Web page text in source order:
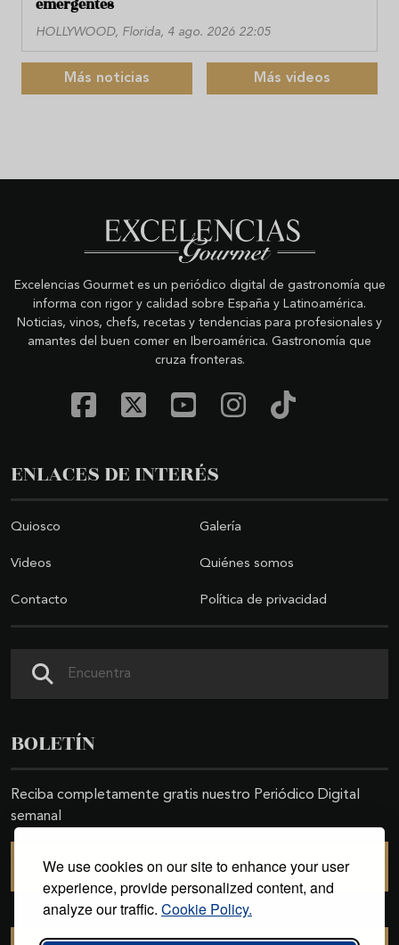
We use cookies on our site to enhance your user
experience, provide personalized content, and
analyze our traffic. Cookie Policy.
emergentes
HOLLYWOOD, Florida, 4 ago. 2026 22:05
Más noticias Más videos
Excelencias Gourmet es un periódico digital de gastronomía que
informa con rigor y calidad sobre España y Latinoamérica.
Noticias, vinos, chefs, recetas y tendencias para profesionales y
amantes del buen comer en Iberoamérica. Gastronomía que
cruza fronteras.
ENLACES DE INTERÉS
Quiosco Galería
Videos Quiénes somos
Contacto Política de privacidad
BOLETÍN
Reciba completamente gratis nuestro Periódico Digital
semanal
SUSCRIBIRSE